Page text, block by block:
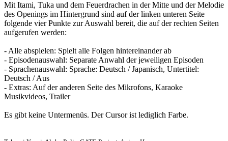
Mit Itami, Tuka und dem Feuerdrachen in der Mitte und der Melodie
des Openings im Hintergrund sind auf der linken unteren Seite
folgende vier Punkte zur Auswahl bereit, die auf der rechten Seiten
aufgerufen werden:
- Alle abspielen: Spielt alle Folgen hintereinander ab
- Episodenauswahl: Separate Anwahl der jeweiligen Episoden
- Sprachenauswahl: Sprache: Deutsch / Japanisch, Untertitel:
Deutsch / Aus
- Extras: Auf der anderen Seite des Mikrofons, Karaoke
Musikvideos, Trailer
Es gibt keine Untermenüs. Der Cursor ist lediglich Farbe.